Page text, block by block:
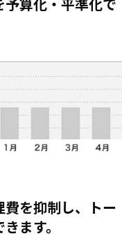
算化・平準化で
を抑制し、トー
ます。